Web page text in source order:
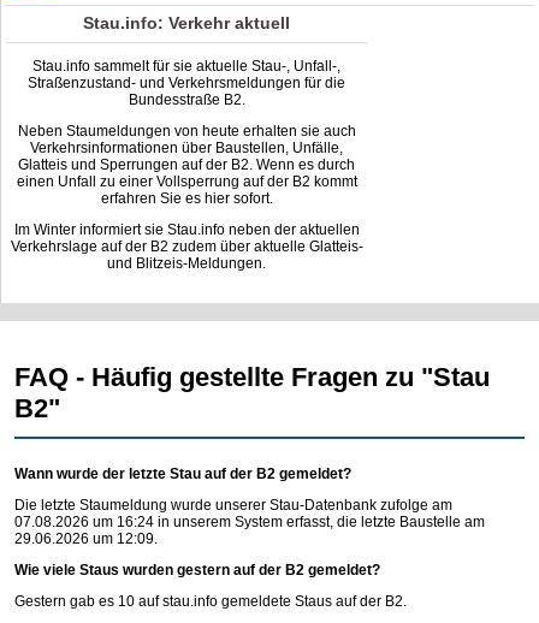
Stau.info: Verkehr aktuell
Stau.info sammelt für sie aktuelle Stau-, Unfall-,
Straßenzustand- und Verkehrsmeldungen für die
Bundesstraße B2.
Neben Staumeldungen von heute erhalten sie auch
Verkehrsinformationen über Baustellen, Unfälle,
Glatteis und Sperrungen auf der B2. Wenn es durch
einen Unfall zu einer Vollsperrung auf der B2 kommt
erfahren Sie es hier sofort.
Im Winter informiert sie Stau.info neben der aktuellen
Verkehrslage auf der B2 zudem über aktuelle Glatteis-
und Blitzeis-Meldungen.
FAQ - Häufig gestellte Fragen zu "Stau
B2"
Wann wurde der letzte Stau auf der B2 gemeldet?
Die letzte Staumeldung wurde unserer Stau-Datenbank zufolge am
07.08.2026 um 16:24 in unserem System erfasst, die letzte Baustelle am
29.06.2026 um 12:09.
Wie viele Staus wurden gestern auf der B2 gemeldet?
Gestern gab es 10 aufstau.info gemeldete Staus auf der B2.